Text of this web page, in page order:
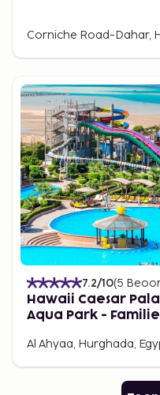
Corniche Road-Dahar,
7.2/10(5
Hawaii Caesar
Aqua Park -
Al Ahyaa, Hurghada,